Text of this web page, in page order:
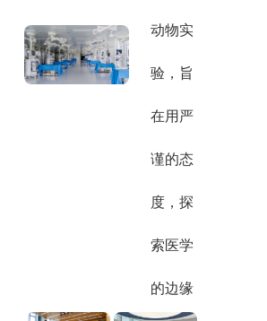
动物实
验，旨
在用严
谨的态
度，探
索医学
的边缘